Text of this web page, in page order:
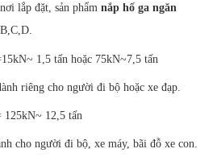
lắp đặt, sản phẩm nắp hố ga ngăn
1,5 tấn hoặc 75kN~7,5 tấn
riêng cho người đi bộ hoặc xe đạp.
12,5 tấn
cho người đi bộ, xe máy, bãi đỗ xe con.